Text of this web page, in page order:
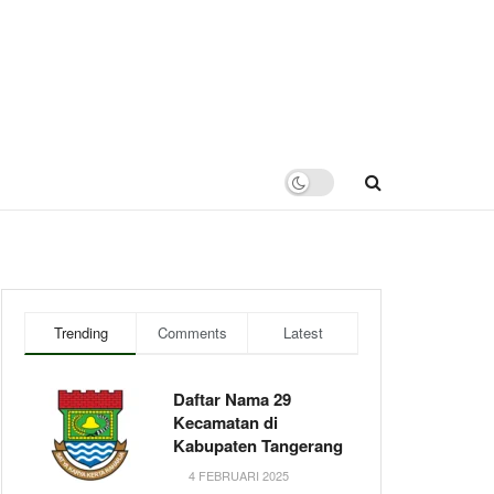
Trending Comments Latest
Daftar Nama 29
Kecamatan di
Kabupaten Tangerang
4 FEBRUARI 2025